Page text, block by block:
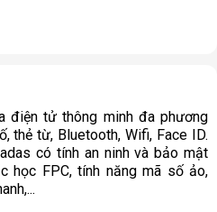
điện tử thông minh đa phương
thẻ từ, Bluetooth, Wifi, Face ID.
có tính an ninh và bảo mật
học FPC, tính năng mã số ảo,